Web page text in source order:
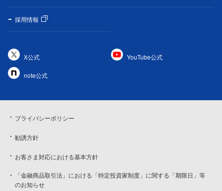
採用情報
X公式 YouTube公式
note公式
プライバシーポリシー
勧誘方針
お客さま対応における基本方針
「金融商品取引法」における「特定投資家制度」に関する「期限日」等
のお知らせ